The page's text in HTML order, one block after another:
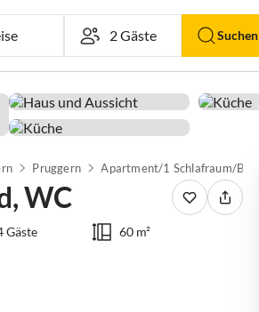
Suchen
Pruggern
WC
Gäste 60 m²